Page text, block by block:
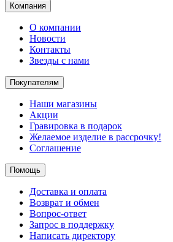
Компания
О компании
Новости
Контакты
Звезды с нами
Покупателям
Наши магазины
Акции
Гравировка в подарок
Желаемое изделие в рассрочку!
Соглашение
Помощь
Доставка и оплата
Возврат и обмен
Вопрос-ответ
Запрос в поддержку
Написать директору